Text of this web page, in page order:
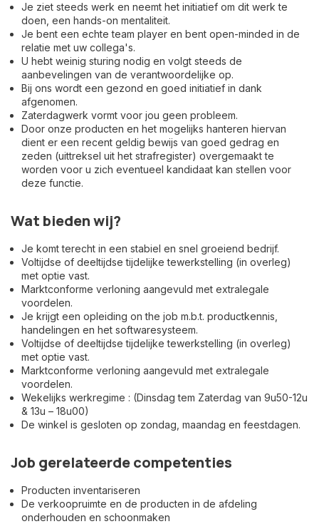
Je ziet steeds werk en neemt het initiatief om dit werk te
doen, een hands-on mentaliteit.
Je bent een echte team player en bent open-minded in de
relatie met uw collega's.
U hebt weinig sturing nodig en volgt steeds de
aanbevelingen van de verantwoordelijke op.
Bij ons wordt een gezond en goed initiatief in dank
afgenomen.
Zaterdagwerk vormt voor jou geen probleem.
Door onze producten en het mogelijks hanteren hiervan
dient er een recent geldig bewijs van goed gedrag en
zeden (uittreksel uit het strafregister) overgemaakt te
worden voor u zich eventueel kandidaat kan stellen voor
deze functie.
Wat bieden wij?
Je komt terecht in een stabiel en snel groeiend bedrijf.
Voltijdse of deeltijdse tijdelijke tewerkstelling (in overleg)
met optie vast.
Marktconforme verloning aangevuld met extralegale
voordelen.
Je krijgt een opleiding on the job m.b.t. productkennis,
handelingen en het softwaresysteem.
Voltijdse of deeltijdse tijdelijke tewerkstelling (in overleg)
met optie vast.
Marktconforme verloning aangevuld met extralegale
voordelen.
Wekelijks werkregime : (Dinsdag tem Zaterdag van 9u50-12u
& 13u – 18u00)
De winkel is gesloten op zondag, maandag en feestdagen.
Job gerelateerde competenties
Producten inventariseren
De verkoopruimte en de producten in de afdeling
onderhouden en schoonmaken